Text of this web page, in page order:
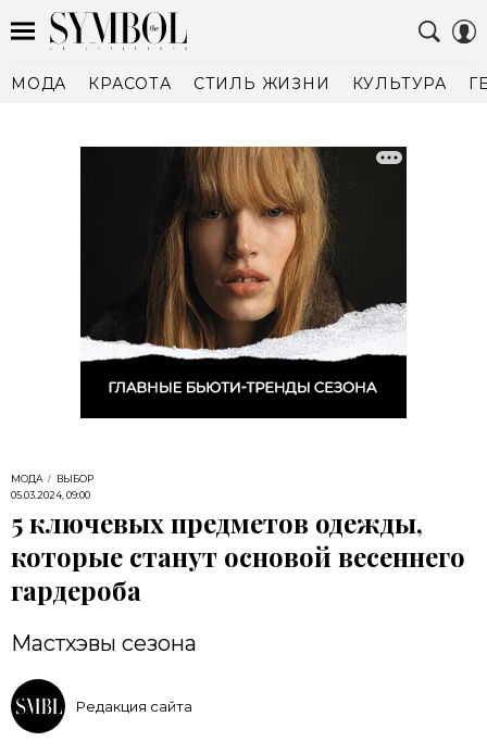
МОДА КРАСОТА СТИЛЬ ЖИЗНИ КУЛЬТУРА
МОДА
ВЫБОР
05.03.2024, 09:00
5 ключевых предметов одежды,
которые станут основой весеннего
гардероба
Мастхэвы сезона
Редакция сайта